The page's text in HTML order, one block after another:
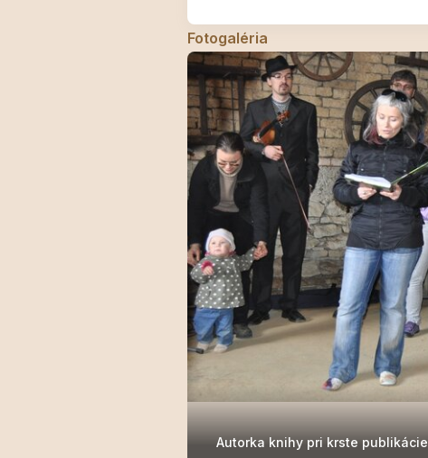
Fotogaléria
Autorka knihy pri krste publikácie